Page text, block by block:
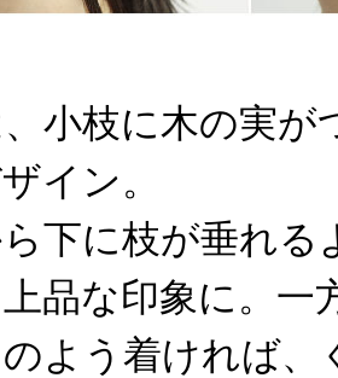
小枝に木の実が
イン。
下に枝が垂れる
品な印象に。一
よう着ければ、